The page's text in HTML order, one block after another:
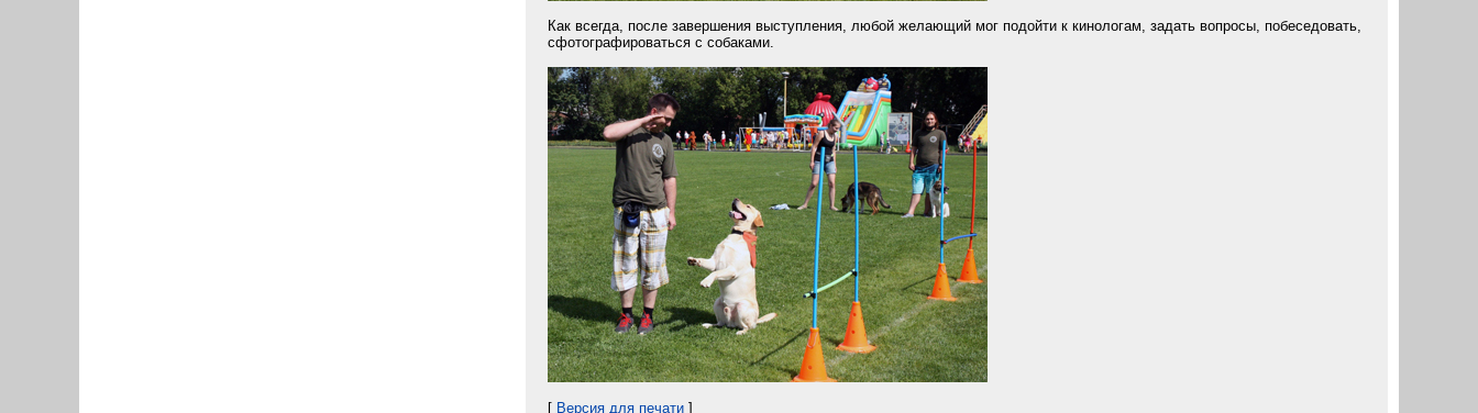
Как всегда, после завершения выступления, любой желающий мог подойти к кинологам, задать вопросы, побеседовать,
сфотографироваться с собаками.
[ Версия для печати ]